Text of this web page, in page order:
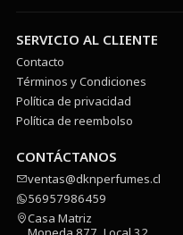
SERVICIO AL CLIENTE
Contacto
Términos y Condiciones
Política de privacidad
Política de reembolso
CONTÁCTANOS
ventas@dknperfumes.cl
56957986459
Casa Matriz